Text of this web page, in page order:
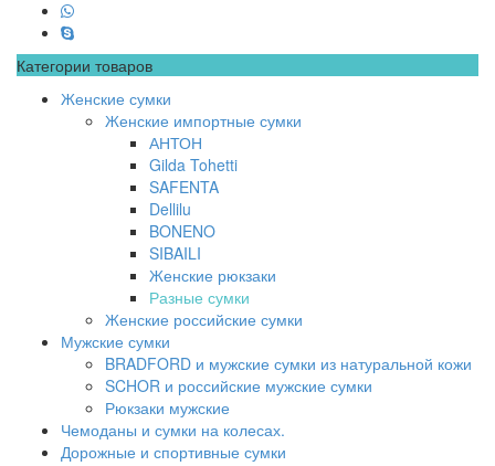
Категории товаров
Женские сумки
Женские импортные сумки
АНТОН
Gilda Tohetti
SAFENTA
Dellilu
BONENO
SIBAILI
Женские рюкзаки
Разные сумки
Женские российские сумки
Мужские сумки
BRADFORD и мужские сумки из натуральной кожи
SCHOR и российские мужские сумки
Рюкзаки мужские
Чемоданы и сумки на колесах.
Дорожные и спортивные сумки